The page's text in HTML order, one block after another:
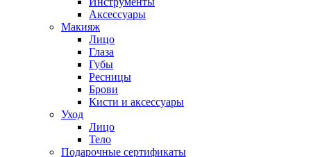
Аксессуары
Макияж
Лицо
Глаза
Губы
Ресницы
Брови
Кисти и аксессуары
Уход
Лицо
Тело
Подарочные сертификаты